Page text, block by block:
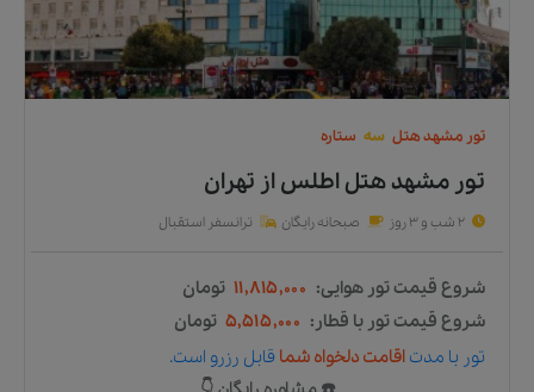
تور مشهدهتل سه ستاره
تور مشهد هتل اطلساز تهران
2 شب و 3 روز صبحانه رایگان ترانسفر استقبال
شروع قیمت تور هوایی: ۱۱,۸۱۵,۰۰۰ تومان
شروع قیمت تور با قطار: ۵,۵۱۵,۰۰۰ تومان
تور با مدت اقامت دلخواه شما قابل رزرو است.